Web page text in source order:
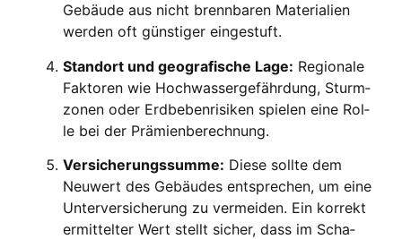
Gebäu­de aus nicht brenn­ba­ren Mate­ria­li­en
wer­den oft güns­ti­ger ein­ge­stuft.
Stand­ort und geo­gra­fi­sche Lage: Regio­na­le
Fak­to­ren wie Hoch­was­ser­ge­fähr­dung, Sturm­
zo­nen oder Erd­be­ben­ri­si­ken spie­len eine Rol­
le bei der Prä­mi­en­be­rech­nung.
Ver­si­che­rungs­sum­me: Die­se soll­te dem
Neu­wert des Gebäu­des ent­spre­chen, um eine
Unter­ver­si­che­rung zu ver­mei­den. Ein kor­rekt
ermit­tel­ter Wert stellt sicher, dass im Scha­